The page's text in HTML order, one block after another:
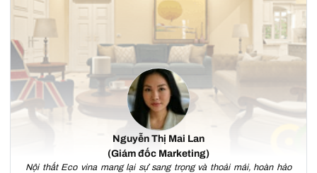
Nguyễn Thị Mai Lan
(Giám đốc Marketing)
Nội thất Eco vina mang lại sự sang trọng và thoải mái, hoàn hảo